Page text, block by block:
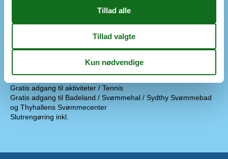
Regler
Opladning af elbil tilladt / Lader til elbil forefindes (Type 2 stik,
inklusiv kabel)
Gratis adgang til aktiviteter / Tennis
Gratis adgang til Badeland / Svømmehal / Sydthy Svømmebad
og Thyhallens Svømmecenter
Slutrengøring inkl.